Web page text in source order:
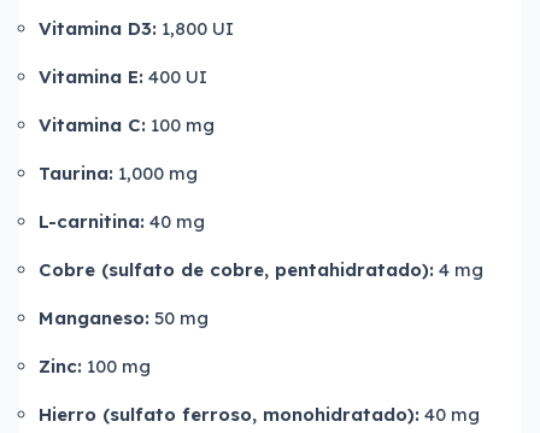
Vitamina D3: 1,800 UI
Vitamina E: 400 UI
Vitamina C: 100 mg
Taurina: 1,000 mg
L-carnitina: 40 mg
Cobre (sulfato de cobre, pentahidratado): 4 mg
Manganeso: 50 mg
Zinc: 100 mg
Hierro (sulfato ferroso, monohidratado): 40 mg